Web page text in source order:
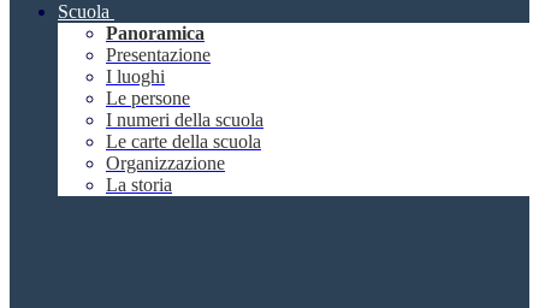
Scuola
Panoramica
Presentazione
I luoghi
Le persone
I numeri della scuola
Le carte della scuola
Organizzazione
La storia